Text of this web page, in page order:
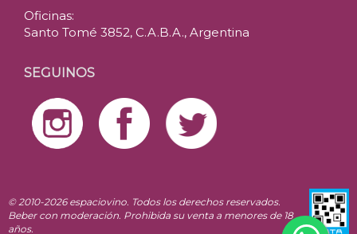
Oficinas:
Santo Tomé 3852, C.A.B.A., Argentina
SEGUINOS
© 2010-2026 espaciovino. Todos los derechos reservados.
Beber con moderación. Prohibida su venta a menores de 18
años.